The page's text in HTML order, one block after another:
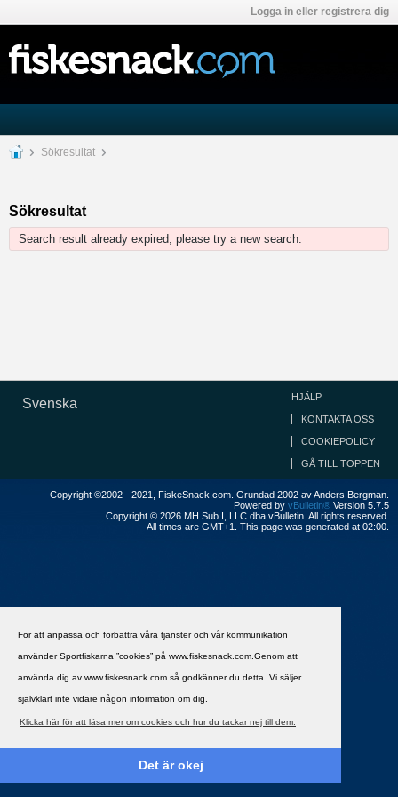
För att anpassa och förbättra våra tjänster och vår kommunikation
använder Sportfiskarna ”cookies” på www.fiskesnack.com.Genom att
använda dig av www.fiskesnack.com så godkänner du detta. Vi säljer
självklart inte vidare någon information om dig.
Klicka här för att läsa mer om cookies och hur du tackar nej till dem.
Det är okej
Logga in eller registrera dig
Sökresultat
Sökresultat
Search result already expired, please try a new search.
Svenska HJÄLP
KONTAKTA OSS
COOKIEPOLICY
GÅ TILL TOPPEN
Copyright ©2002 - 2021, FiskeSnack.com. Grundad 2002 av Anders Bergman.
Powered by vBulletin® Version 5.7.5
Copyright © 2026 MH Sub I, LLC dba vBulletin. All rights reserved.
All times are GMT+1. This page was generated at 02:00.